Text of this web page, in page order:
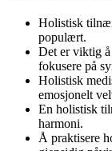
Holistisk
populært.
Det er viktig å
fokusere på
Holistisk
emosjonelt
En holistisk
harmoni.
Å praktisere